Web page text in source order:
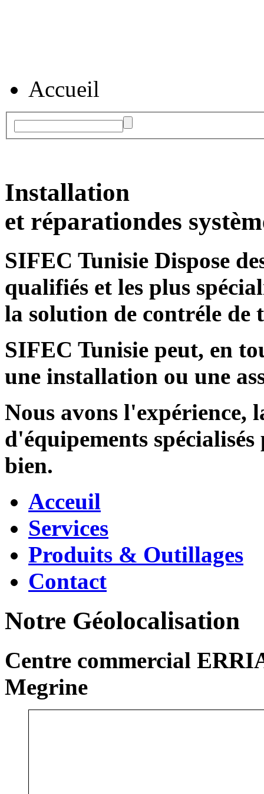
Accueil
Installation
et réparationdes
SIFEC Tunisie Dispose
qualifiés et les plus
la solution de contréle de
SIFEC Tunisie peut, en
une installation ou une
Nous avons l'expérience,
d'équipements
bien.
Acceuil
Services
Produits & Outillages
Contact
Notre Géolocalisation
Centre commercial
Megrine